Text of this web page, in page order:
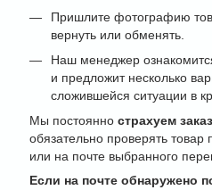
Пришлите фотографию
вернуть или обменять.
Наш менеджер
и предложит несколько
сложившейся ситуации в
Мы постоянно страхуем
обязательно проверять товар
или на почте выбранного
Если на почте обнаружено